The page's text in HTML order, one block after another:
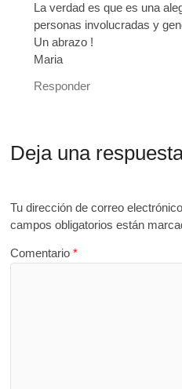
La verdad es que es una
personas involucradas y
Un abrazo !
Maria
Responder
Deja una
Tu dirección de correo
campos obligatorios están
Comentario*